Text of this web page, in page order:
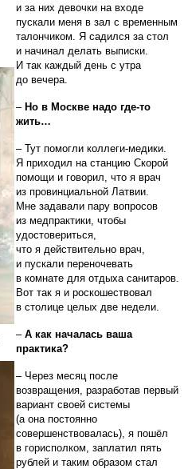
и за них девочки на входе
пускали меня в зал с временным
талончиком. Я садился за стол
и начинал делать выписки.
И так каждый день с утра
до вечера.
– Но в Москве надо где-то
жить…
– Тут помогли коллеги-медики.
Я приходил на станцию Скорой
помощи и говорил, что я врач
из провинциальной Латвии.
Мне задавали пару вопросов
из медпрактики, чтобы
удостовериться,
что я действительно врач,
и пускали переночевать
в комнате для отдыха санитаров.
Вот так я и роскошествовал
в столице целых две недели.
– А как началась ваша
практика?
– Через месяц после
возвращения, разработав первый
вариант своей системы
(а она постоянно
совершенствовалась), я пошёл
в горисполком, заплатил пять
рублей и таким образом стал